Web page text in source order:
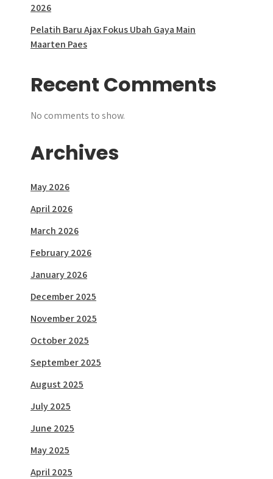
2026
Pelatih Baru Ajax Fokus Ubah Gaya Main
Maarten Paes
Recent Comments
No comments to show.
Archives
May 2026
April 2026
March 2026
February 2026
January 2026
December 2025
November 2025
October 2025
September 2025
August 2025
July 2025
June 2025
May 2025
April 2025